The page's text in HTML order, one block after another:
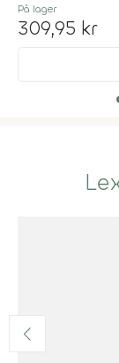
På lager
309,95 kr